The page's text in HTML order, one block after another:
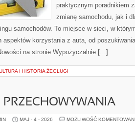
praktycznym poradnikiem
zmianę samochodu, jak i
samochodów. To miejsce w sieci, w
aspektów korzystania z auta, od
na stronie Wypożyczalnie […]
I HISTORIA ŻEGLUGI
PRZECHOWYWANIA
MAJ - 4 - 2026 MOŻLIWOŚĆ